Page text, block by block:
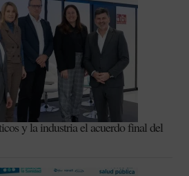
y la industria el acuerdo final del